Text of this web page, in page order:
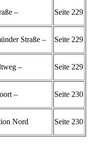
– Seite 229
Straße – Seite 229
– Seite 229
– Seite 230
Nord Seite 230